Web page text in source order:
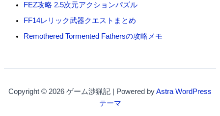
FEZ攻略 2.5次元アクションパズル
FF14レリック武器クエストまとめ
Remothered Tormented Fathersの攻略メモ
Copyright © 2026 ゲーム渉猟記 | Powered byAstra WordPress
テーマ